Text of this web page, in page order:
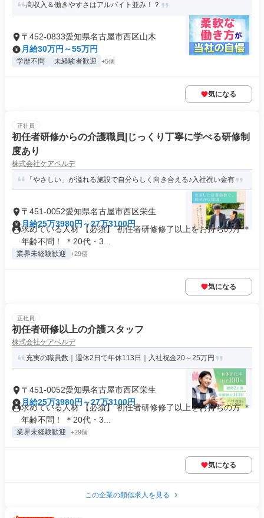
高収入＆働きやすさはアルバイト並み！？
〒452-0833愛知県名古屋市西区山木
月給30万円～55万円
学歴不問 未経験者歓迎 +5個
気になる
正社員
初任者研修からの介護職員|じっくり丁寧に学べる研修制
度あり
株式会社ケアベルデ
「やさしい」が溢れる施設で自分らしく向き合える♪入社祝い金有
〒451-0052愛知県名古屋市西区栄生
月給25万3980円～27万3100円
求めている人材 【必須】 初任者研修修了以上をお持ちの方 ＊
年齢不問！ ＊20代・3...
業界未経験歓迎 +29個
気になる
正社員
初任者研修以上の介護スタッフ
株式会社ケアベルデ
充実の職員数｜週休2日で年休113日｜入社祝金20～25万円
〒451-0052愛知県名古屋市西区栄生
月給25万3980円～27万3100円
求めている人材 【必須】 初任者研修修了以上をお持ちの方 ＊
年齢不問！ ＊20代・3...
業界未経験歓迎 +29個
気になる
この企業の類似求人を見る